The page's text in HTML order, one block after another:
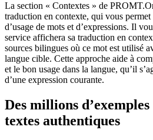
La section « Contextes » de
traduction en contexte, qui vous
d’usage de mots et d’expressions. Il
service affichera sa traduction en
sources bilingues où ce mot est utilisé
langue cible. Cette approche aide à
et le bon usage dans la langue, qu’il
d’une expression courante.
Des millions d’exemples
textes authentiques